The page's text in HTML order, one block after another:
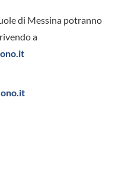
di Messina potranno
a